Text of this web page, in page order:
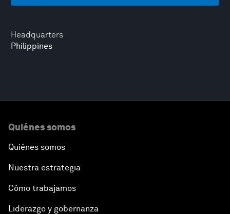
Headquarters
Philippines
Quiénes somos
Quiénes somos
Nuestra estrategia
Cómo trabajamos
Liderazgo y gobernanza